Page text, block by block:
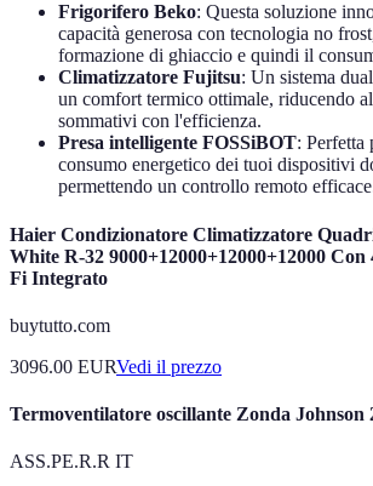
Frigorifero Beko: Questa soluzione
capacità generosa con tecnologia no
formazione di ghiaccio e quindi il
Climatizzatore Fujitsu: Un sistema
un comfort termico ottimale, riducendo
sommativi con l'efficienza.
Presa intelligente FOSSiBOT: Perfetta
consumo energetico dei tuoi dispositivi
permettendo un controllo remoto
Haier Condizionatore Climatizzatore
White R-32 9000+12000+12000+12000
Fi Integrato
buytutto.com
3096.00 EURVedi il prezzo
Termoventilatore oscillante Zonda Johnson
ASS.PE.R.R IT